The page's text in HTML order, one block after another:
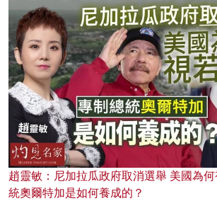
趙靈敏：尼加拉瓜政府取消選舉 美國為
統奧爾特加是如何養成的？